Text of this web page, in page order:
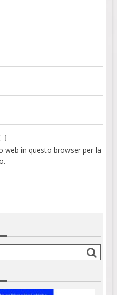
web in questo browser per la